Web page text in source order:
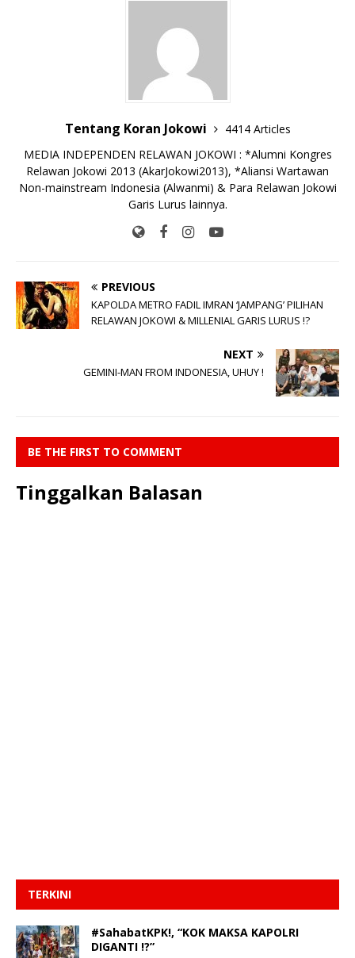
n
Tentang Koran Jokowi
4414 Articles
MEDIA INDEPENDEN RELAWAN JOKOWI : *Alumni Kongres
Relawan Jokowi 2013 (AkarJokowi2013), *Aliansi Wartawan
Non-mainstream Indonesia (Alwanmi) & Para Relawan Jokowi
Garis Lurus lainnya.
PREVIOUS
KAPOLDA METRO FADIL IMRAN ‘JAMPANG’ PILIHAN
RELAWAN JOKOWI & MILLENIAL GARIS LURUS !?
NEXT
GEMINI-MAN FROM INDONESIA, UHUY !
BE THE FIRST TO COMMENT
Tinggalkan Balasan
TERKINI
#SahabatKPK!, “KOK MAKSA KAPOLRI
DIGANTI !?”